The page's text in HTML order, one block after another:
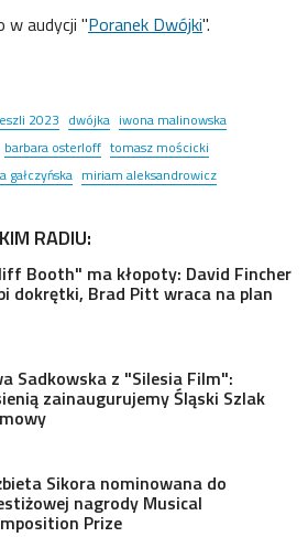
w audycji "Poranek Dwójki".
2023 dwójka iwona malinowska
barbara osterloff tomasz mościcki
gałczyńska miriam aleksandrowicz
RADIU:
Booth" ma kłopoty: David Fincher
dokrętki, Brad Pitt wraca na plan
Sadkowska z "Silesia Film":
zainaugurujemy Śląski Szlak
Sikora nominowana do
nagrody Musical
Prize